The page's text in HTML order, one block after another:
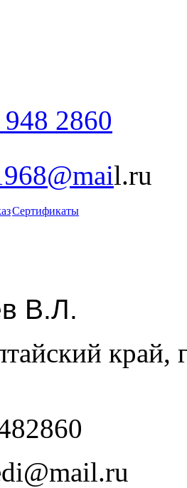
2860
l.ru
Сертификаты
В.Л.
край,